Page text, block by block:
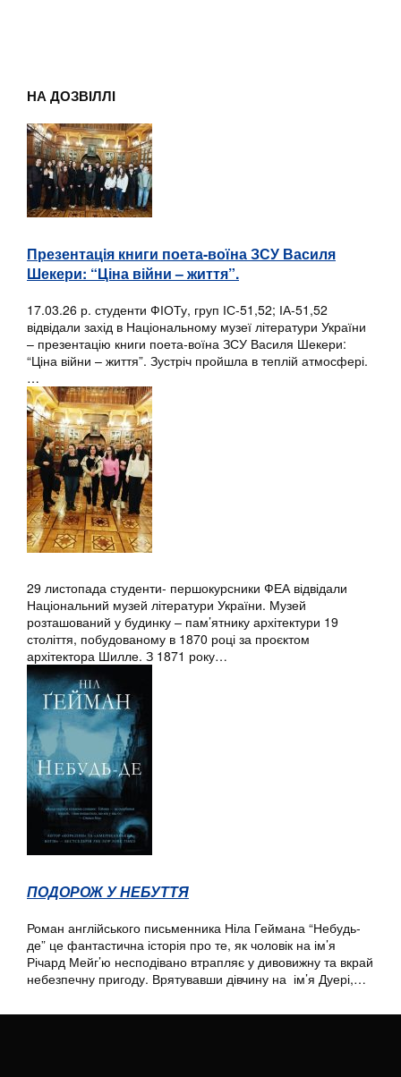
НА ДОЗВІЛЛІ
Презентація книги поета-воїна ЗСУ Василя
Шекери: “Ціна війни – життя”.
17.03.26 р. студенти ФІОТу, груп ІС-51,52; ІА-51,52
відвідали захід в Національному музеї літератури України
– презентацію книги поета-воїна ЗСУ Василя Шекери:
“Ціна війни – життя”. Зустріч пройшла в теплій атмосфері.
…
29 листопада студенти- першокурсники ФЕА відвідали
Національний музей літератури України. Музей
розташований у будинку – пам’ятнику архітектури 19
століття, побудованому в 1870 році за проєктом
архітектора Шилле. З 1871 року…
ПОДОРОЖ У НЕБУТТЯ
Роман англійського письменника Ніла Геймана “Небудь-
де” це фантастична історія про те, як чоловік на ім’я
Річард Мейг’ю несподівано втрапляє у дивовижну та вкрай
небезпечну пригоду. Врятувавши дівчину на ім’я Дуері,…